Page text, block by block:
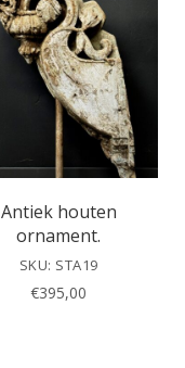
Antiek houten
ornament.
SKU: STA19
€395,00